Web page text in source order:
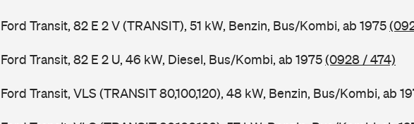
Ford Transit, 82 E 2 V (TRANSIT), 51 kW, Benzin, Bus/Kombi, ab 1975
Ford Transit, 82 E 2 U, 46 kW, Diesel, Bus/Kombi, ab 1975(0928 / 474)
Ford Transit, VLS (TRANSIT 80,100,120), 48 kW, Benzin, Bus/Kombi, ab